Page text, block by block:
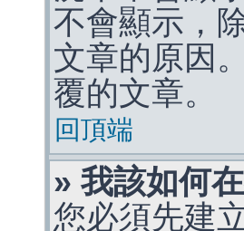
不會顯示，
文章的原因
覆的文章。
回頂端
» 我該如何
您必須先建